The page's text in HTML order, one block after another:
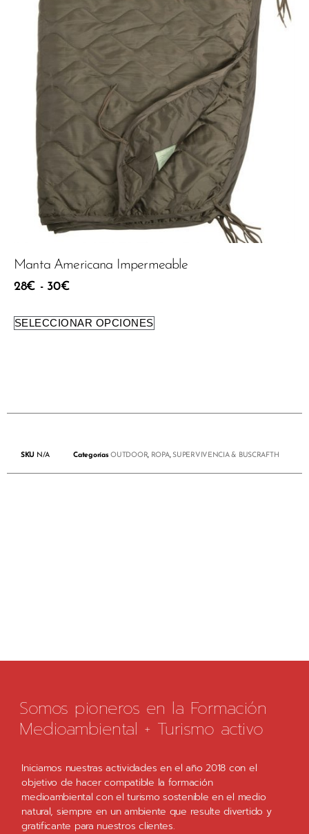
Manta Americana Impermeable
28€ - 30€
SELECCIONAR OPCIONES
SKU N/A Categorías OUTDOOR, ROPA,SUPERVIVENCIA & BUSCRAFTH
Somos pioneros en la Formación
Medioambiental + Turismo activo
Iniciamos nuestras actividades en el año 2018 con el
objetivo de hacer compatible la formación
medioambiental con el turismo sostenible en el medio
natural, siempre en un ambiente que resulte divertido y
gratificante para nuestros clientes.